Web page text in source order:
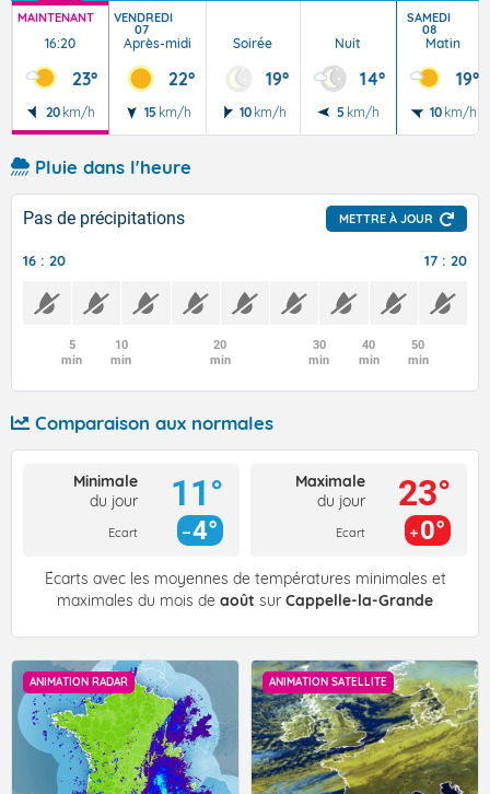
MAINTENANT
16:20
23°
20 km/h
VENDREDI
07
Après-midi
22°
15 km/h
Soirée
19°
10 km/h
Nuit
14°
5 km/h
SAMEDI
08
Matin
19°
10 km/h
Pluie dans l'heure
Pas de précipitations METTRE À JOUR
16 : 20 17 : 20
5
min
10
min
20
min
30
min
40
min
50
min
Comparaison aux normales
Minimale
du jour
Ecart
11°
4°
Maximale
du jour
Ecart
23°
0°
Écarts avec les moyennes de températures minimales et
maximales du mois de août sur Cappelle-la-Grande
ANIMATION RADAR ANIMATION SATELLITE